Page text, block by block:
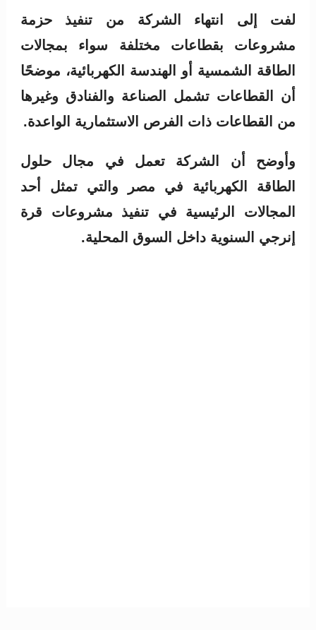
لفت إلى انتهاء الشركة من تنفيذ حزمة
مشروعات بقطاعات مختلفة سواء بمجالات
الطاقة الشمسية أو الهندسة الكهربائية، موضحًا
أن القطاعات تشمل الصناعة والفنادق وغيرها
من القطاعات ذات الفرص الاستثمارية الواعدة.
وأوضح أن الشركة تعمل في مجال حلول
الطاقة الكهربائية في مصر والتي تمثل أحد
المجالات الرئيسية في تنفيذ مشروعات قرة
إنرجي السنوية داخل السوق المحلية.